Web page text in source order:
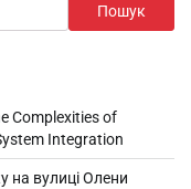
Пошук
Complexities of
Integration
на вулиці Олени